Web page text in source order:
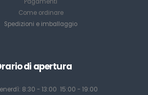
Come ordinare
Spedizioni e imballaggio
di apertura
8:30 - 13:00 15:00 - 19:00